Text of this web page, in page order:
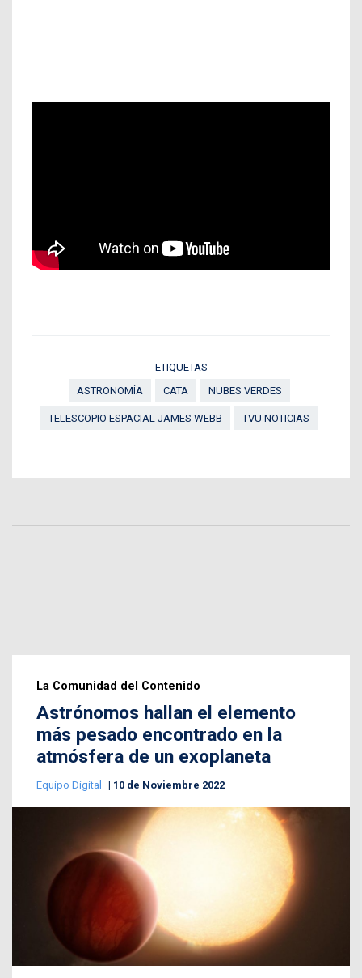
ETIQUETAS
ASTRONOMÍA
CATA NUBES VERDES
TELESCOPIO ESPACIAL JAMES WEBB TVU NOTICIAS
La Comunidad del Contenido
Astrónomos hallan el elemento
más pesado encontrado en la
atmósfera de un exoplaneta
Equipo Digital 10 de Noviembre 2022